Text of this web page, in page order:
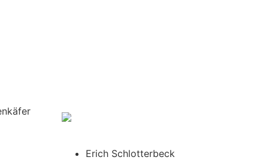
Erich Schlotterbeck